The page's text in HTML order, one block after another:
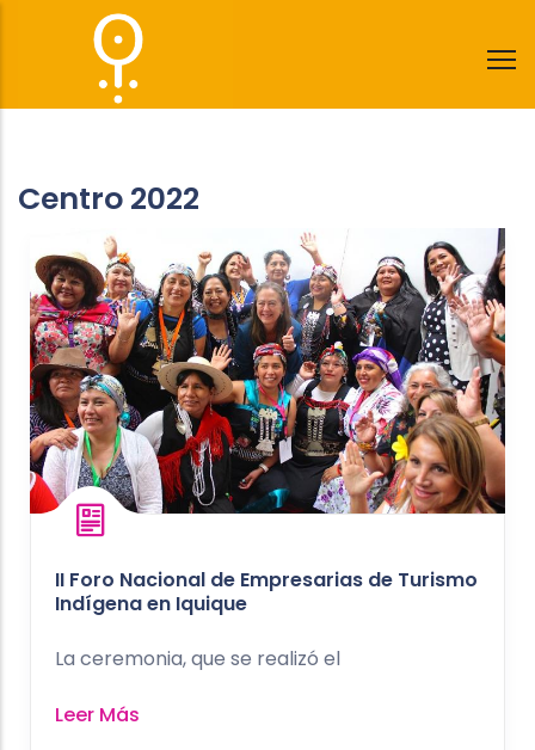
Centro 2022
II Foro Nacional de Empresarias de Turismo
Indígena en Iquique
La ceremonia, que se realizó el
Leer Más